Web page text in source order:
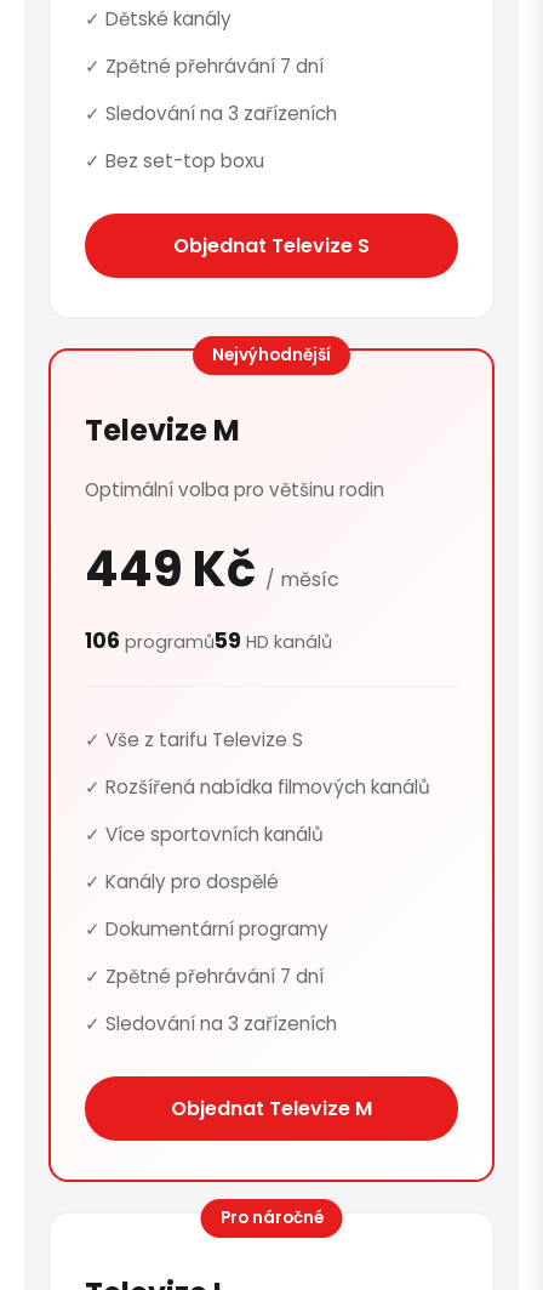
✓ Dětské kanály
✓ Zpětné přehrávání 7 dní
✓ Sledování na 3 zařízeních
✓ Bez set-top boxu
Objednat Televize S
Nejvýhodnější
Televize M
Optimální volba pro většinu rodin
449 Kč / měsíc
106 programů59 HD kanálů
✓ Vše z tarifu Televize S
✓ Rozšířená nabídka filmových kanálů
✓ Více sportovních kanálů
✓ Kanály pro dospělé
✓ Dokumentární programy
✓ Zpětné přehrávání 7 dní
✓ Sledování na 3 zařízeních
Objednat Televize M
Pro náročné